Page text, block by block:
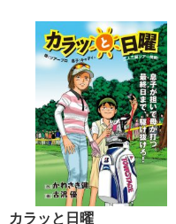
カラッと日曜